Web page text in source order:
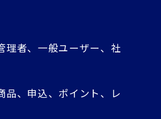
理者、一般ユーザー、社
品、申込、ポイント、レ